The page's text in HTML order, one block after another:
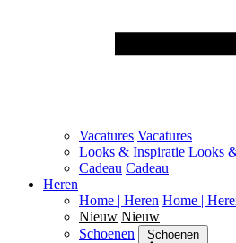
Vacatures Vacatures
Looks & Inspiratie Looks
Cadeau Cadeau
Heren
Home | Heren Home |
Nieuw Nieuw
Schoenen
Schoenen